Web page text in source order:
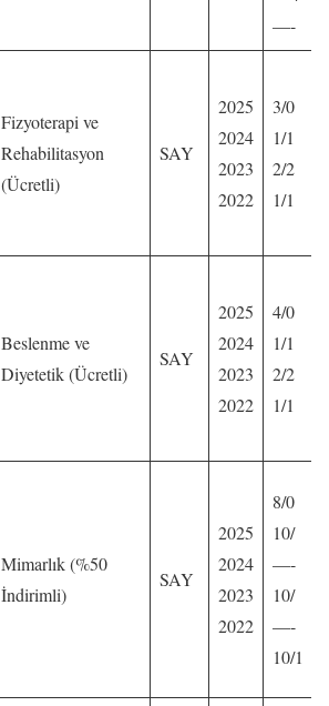
—-
Fizyoterapi ve
Rehabilitasyon
(Ücretli)
SAY
2025
2024
2023
2022
3/0
1/1
2/2
1/1
Beslenme ve
Diyetetik (Ücretli)
SAY
2025
2024
2023
2022
4/0
1/1
2/2
1/1
Mimarlık (%50
İndirimli)
SAY
2025
2024
2023
2022
8/0
10/
—-
10/
—-
10/1